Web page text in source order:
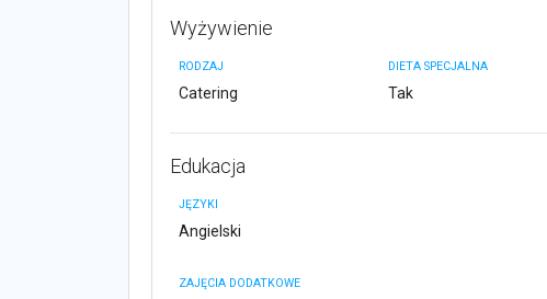
Wyżywienie
RODZAJ
Catering
DIETA SPECJALNA
Tak
Edukacja
JĘZYKI
Angielski
ZAJĘCIA DODATKOWE